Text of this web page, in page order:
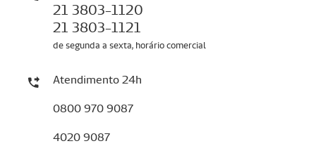
21 3803-1120
21 3803-1121
de segunda a sexta, horário comercial
Atendimento 24h
0800 970 9087
4020 9087